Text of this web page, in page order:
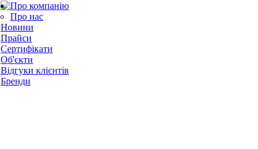
Про компанію
Про нас
Новини
Прайси
Сертифікати
Об'єкти
Відгуки клієнтів
Бренди